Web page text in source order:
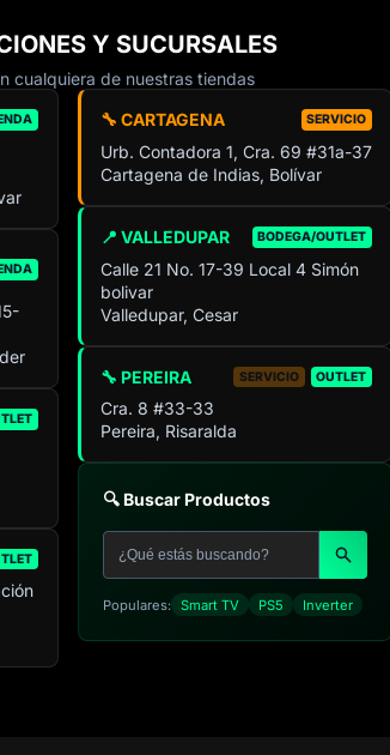
Y SUCURSALES
cualquiera de nuestras tiendas
🔧 CARTAGENA SERVICIO
Urb. Contadora 1, Cra. 69 #31a-37
Cartagena de Indias, Bolívar
📍 VALLEDUPAR BODEGA/OUTLET
Calle 21 No. 17-39 Local 4 Simón
bolivar
Valledupar, Cesar
🔧 PEREIRA SERVICIO OUTLET
Cra. 8 #33-33
Pereira, Risaralda
🔍 Buscar Productos
Populares: Smart TV PS5 Inverter